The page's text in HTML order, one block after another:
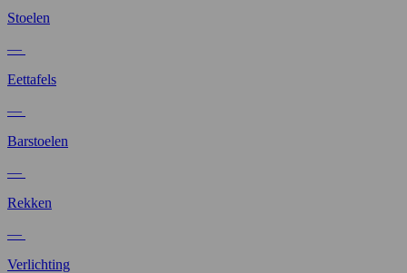
Stoelen
—
Eettafels
—
Barstoelen
—
Rekken
—
Verlichting